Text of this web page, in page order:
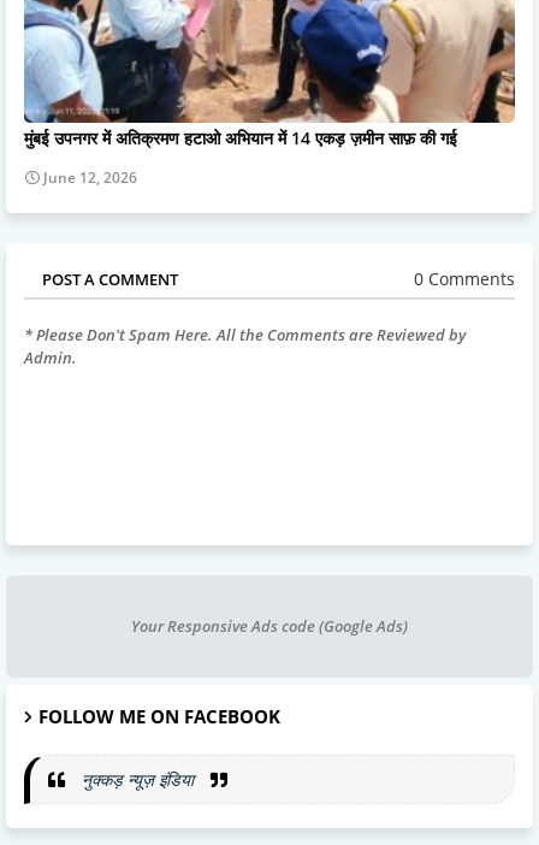
मुंबई उपनगर में अतिक्रमण हटाओ अभियान में 14 एकड़ ज़मीन साफ़ की गई
June 12, 2026
POST A COMMENT 0 Comments
* Please Don't Spam Here. All the Comments are Reviewed by
Admin.
Your Responsive Ads code (Google Ads)
FOLLOW ME ON FACEBOOK
नुक्कड़ न्यूज़ इंडिया